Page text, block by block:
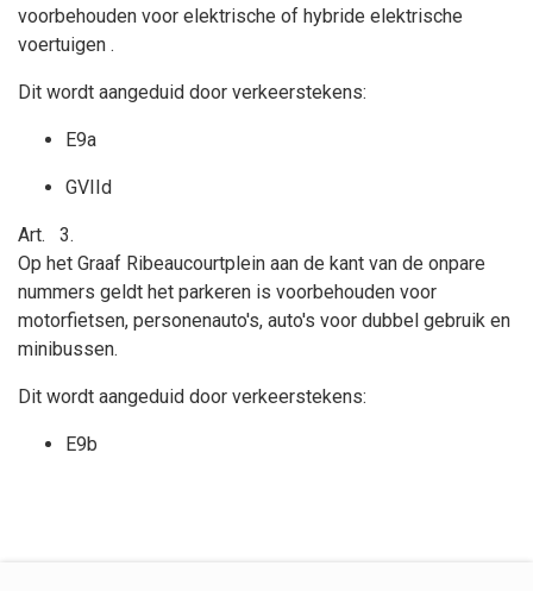
voorbehouden voor elektrische of hybride elektrische
voertuigen .
Dit wordt aangeduid door verkeerstekens:
E9a
GVIId
Art.
3.
Op het Graaf Ribeaucourtplein aan de kant van de onpare
nummers geldt het parkeren is voorbehouden voor
motorfietsen, personenauto's, auto's voor dubbel gebruik en
minibussen.
Dit wordt aangeduid door verkeerstekens:
E9b